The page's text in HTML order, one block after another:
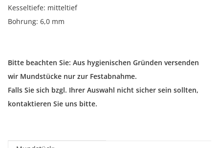
Kesseltiefe: mitteltief
Bohrung: 6,0 mm
Bitte beachten Sie: Aus hygienischen Gründen versenden
wir Mundstücke nur zur Festabnahme.
Falls Sie sich bzgl. Ihrer Auswahl nicht sicher sein sollten,
kontaktieren Sie uns bitte.